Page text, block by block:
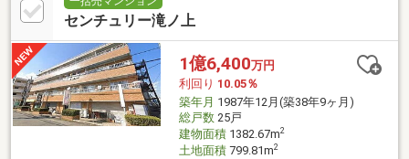
センチュリー滝ノ上
1億6,400万円
利回り 10.05％
築年月 1987年12月(築38年9ヶ月)
総戸数25戸
建物面積1382.67m2
土地面積799.81m2